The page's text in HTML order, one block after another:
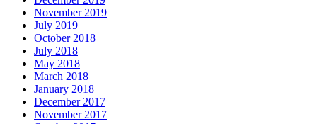
November 2019
July 2019
October 2018
July 2018
May 2018
March 2018
January 2018
December 2017
November 2017